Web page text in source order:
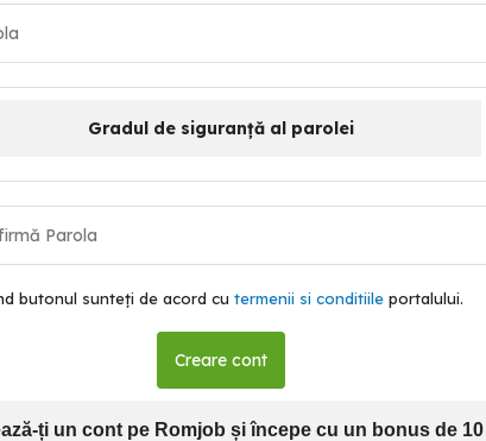
Gradul de siguranță al parolei
butonul sunteți de acord cu termenii si conditiile portalului.
Creare cont
ți un cont pe Romjob și începe cu un bonus de 10